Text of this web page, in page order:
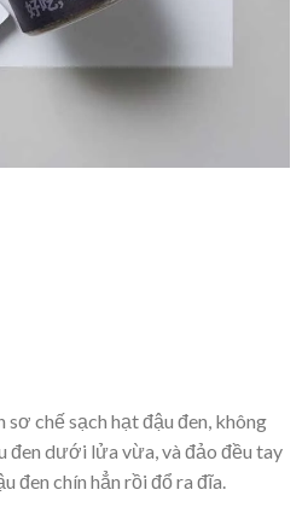
sơ chế sạch hạt đậu đen, không
đen dưới lửa vừa, và đảo đều tay
đen chín hẳn rồi đổ ra đĩa.